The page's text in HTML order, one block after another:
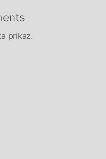
prikaz.